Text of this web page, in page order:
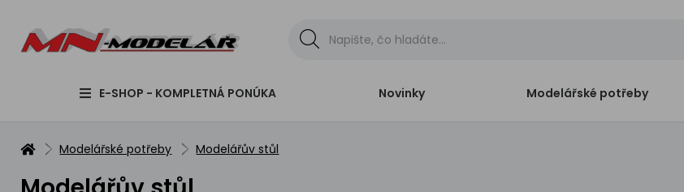
E-SHOP - KOMPLETNÁ PONÚKA Novinky Modelářské potřeby
Modelářské potřeby Modelářův stůl